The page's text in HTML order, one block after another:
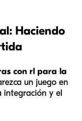
Haciendo
con rl para la
un juego en
integración y el